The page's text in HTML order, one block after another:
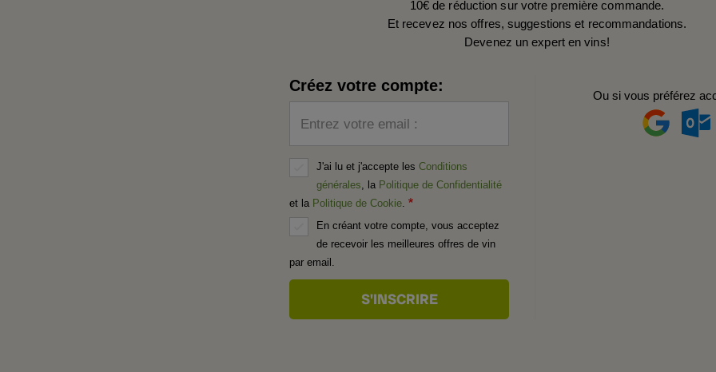
10€ de réduction sur votre première commande.
Et recevez nos offres, suggestions et recommandations.
Devenez un expert en vins!
Créez votre compte:
Entrez votre email :
J'ai lu et j'accepte les Conditions
générales, la Politique de Confidentialité
et la Politique de Cookie.
En créant votre compte, vous acceptez
de recevoir les meilleures offres de vin
par email.
Ou si vous préférez